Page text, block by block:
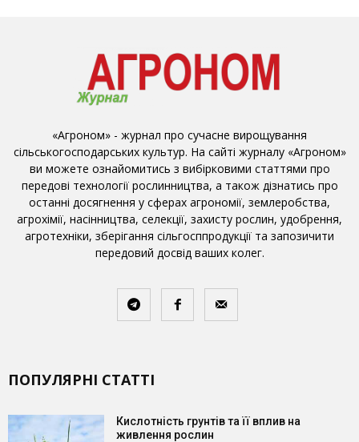
«Агроном» - журнал про сучасне вирощування
сільськогосподарських культур. На сайті журналу «Агроном»
ви можете ознайомитись з вибірковими статтями про
передові технології рослинництва, а також дізнатись про
останні досягнення у сферах агрономії, землеробства,
агрохімії, насінництва, селекції, захисту рослин, удобрення,
агротехніки, зберігання сільгосппродукції та запозичити
передовий досвід ваших колег.
ПОПУЛЯРНІ СТАТТІ
Кислотність грунтів та її вплив на
живлення рослин